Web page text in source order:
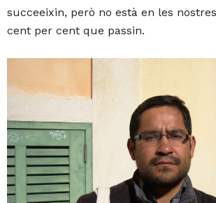
succeeixin, però no està en les
cent per cent que passin.